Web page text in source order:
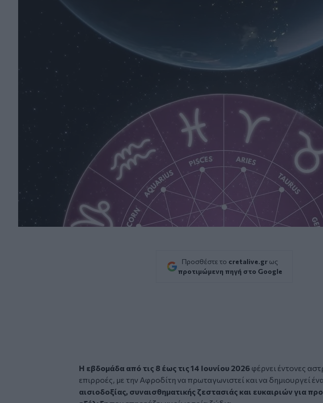
Προσθέστε το cretalive.gr ως
προτιμώμενη πηγή στο Google
Η εβδομάδα από τις 8 έως τις 14 Ιουνίου 2026 φέρνει έντονες
επιρροές, με την Αφροδίτη να πρωταγωνιστεί και να δημιουργεί
αισιοδοξίας, συναισθηματικής ζεστασιάς και ευκαιριών για